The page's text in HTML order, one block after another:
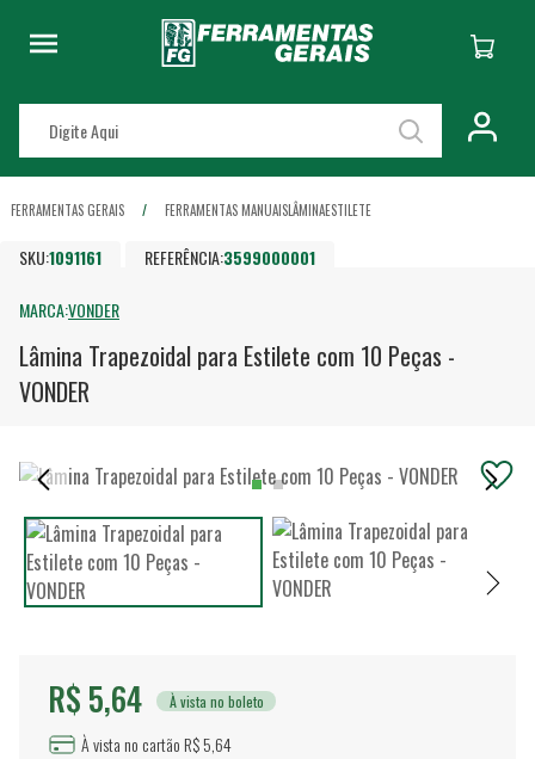
FERRAMENTAS GERAIS FERRAMENTAS MANUAISLÂMINAESTILETE
SKU:1091161 REFERÊNCIA:3599000001
MARCA:VONDER
Lâmina Trapezoidal para Estilete com 10 Peças -
VONDER
R$ 5,64 À vista no boleto
À vista no cartão R$ 5,64